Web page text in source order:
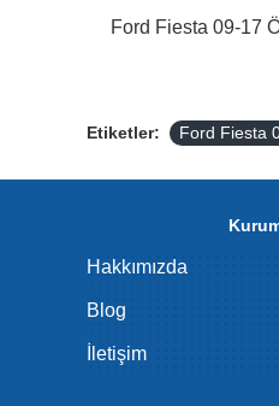
Ford Fiesta 09-17
Etiketler: Ford Fiesta
Hakkımızda
Blog
İletişim